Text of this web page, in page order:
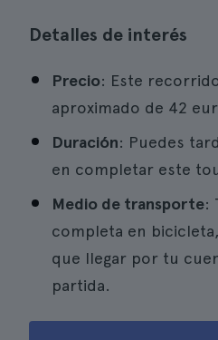
Detalles de interés
Precio: Este
aproximado de 42
Duración: Puedes
en completar este
Medio de transporte:
completa en
que llegar por tu
partida.